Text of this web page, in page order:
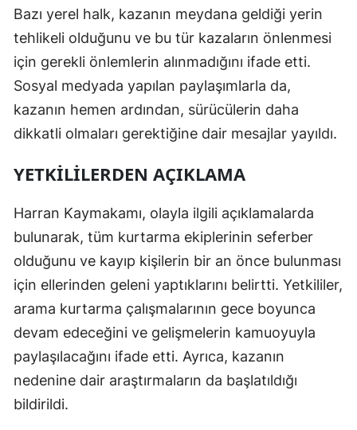
Malatya
Manisa
Kahramanmaraş
Mardin
Muğla
Muş
Nevşehir
Niğde
Rize
Sakarya
Samsun
Bazı yerel halk, kazanın meydana geldiği yerin
tehlikeli olduğunu ve bu tür kazaların önlenmesi
için gerekli önlemlerin alınmadığını ifade etti.
Sosyal medyada yapılan paylaşımlarla da,
kazanın hemen ardından, sürücülerin daha
dikkatli olmaları gerektiğine dair mesajlar yayıldı.
YETKILILERDEN AÇIKLAMA
Harran Kaymakamı, olayla ilgili açıklamalarda
bulunarak, tüm kurtarma ekiplerinin seferber
olduğunu ve kayıp kişilerin bir an önce bulunması
için ellerinden geleni yaptıklarını belirtti. Yetkililer,
arama kurtarma çalışmalarının gece boyunca
devam edeceğini ve gelişmelerin kamuoyuyla
paylaşılacağını ifade etti. Ayrıca, kazanın
nedenine dair araştırmaların da başlatıldığı
bildirildi.